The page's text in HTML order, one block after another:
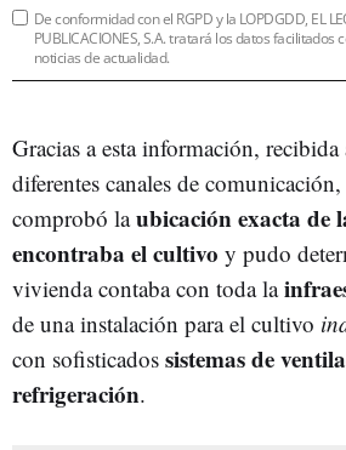
De conformidad con el RGPD y la LOPDGDD, EL
PUBLICACIONES, S.A. tratará los datos
noticias de actualidad.
Gracias a esta información, recibida
diferentes canales de
comprobó laubicación exacta de
encontraba el cultivo y pudo
vivienda contaba con toda la
de una instalación para el cultivo
con sofisticados sistemas de
refrigeración.